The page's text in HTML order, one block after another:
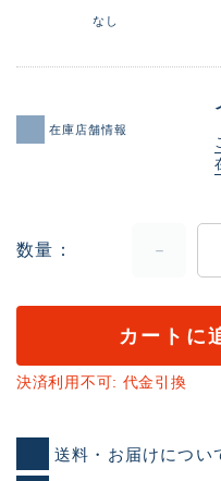
なし
在庫店舗情報
数量
カートに
決済利用不可: 代金引換
送料・お届けについ